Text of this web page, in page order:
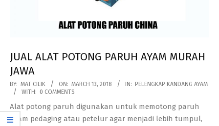
JUAL ALAT POTONG PARUH AYAM MURAH
JAWA
2018-
03-
13
BY: MAT CILIK ON: MARCH 13, 2018 IN:
PELENGKAP KANDANG AYAM
WITH: 0 COMMENTS
Alat potong paruh digunakan untuk memotong paruh
ayam pedaging atau petelur agar menjadi lebih tumpul,